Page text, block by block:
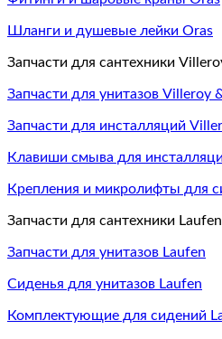
Шланги и душевые лейки Oras
Запчасти для сантехники
Запчасти для унитазов Villeroy
Запчасти для инсталляций
Клавиши смыва для
Крепления и микролифты для
Запчасти для сантехники Laufen
Запчасти для унитазов Laufen
Сиденья для унитазов Laufen
Комплектующие для сидений